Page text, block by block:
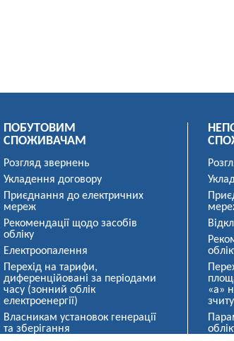
ПОБУТОВИМ
СПОЖИВАЧАМ
Розгляд звернень
Укладення договору
Приєднання до електричних
мереж
Рекомендації щодо засобів
обліку
Електроопалення
Перехід на тарифи,
диференційовані за періодами
часу (зонний облік
електроенергії)
Власникам установок генерації
та зберігання
«а»